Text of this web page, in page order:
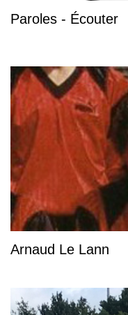
Paroles - Écouter
Arnaud Le Lann